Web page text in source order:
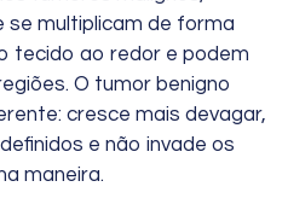
se multiplicam de forma
tecido ao redor e podem
O tumor benigno
cresce mais devagar,
e não invade os
maneira.